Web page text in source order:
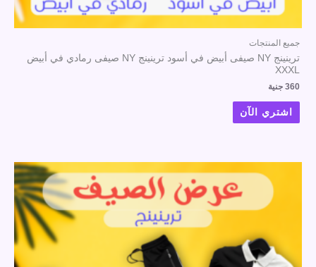
جميع المنتجات
ترينينج NY صيفى أبيض في أسود ترينينج NY صيفى رمادي في أبيض
XXXL
360 جنية
اشتري الآن